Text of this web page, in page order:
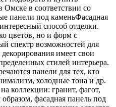
в соответствии со
панели под каменьФасадная
способ отделки.
цветов, но и форм с
спектр возможностей для
имеет свои
стилей интерьера.
панели для тех, кто
холодные тона и др.
коллекции: гранит, фагот,
фасадная панель под